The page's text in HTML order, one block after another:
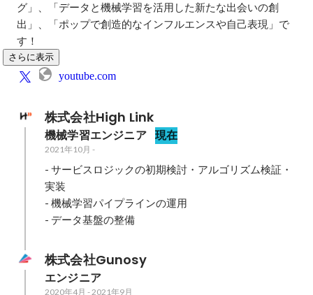
グ」、「データと機械学習を活用した新たな出会いの創
出」、「ポップで創造的なインフルエンスや自己表現」で
す！
さらに表示
youtube.com
株式会社High Link
機械学習エンジニア 現在
2021年10月 -
- サービスロジックの初期検討・アルゴリズム検証・
実装
- 機械学習パイプラインの運用
- データ基盤の整備
株式会社Gunosy
エンジニア
2020年4月 -2021年9月